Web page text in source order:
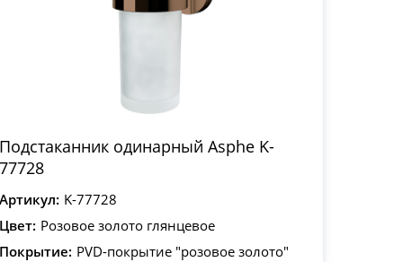
Подстаканник одинарный Asphe K-
77728
Артикул: K-77728
Цвет: Розовое золото глянцевое
Покрытие: PVD-покрытие "розовое золото"